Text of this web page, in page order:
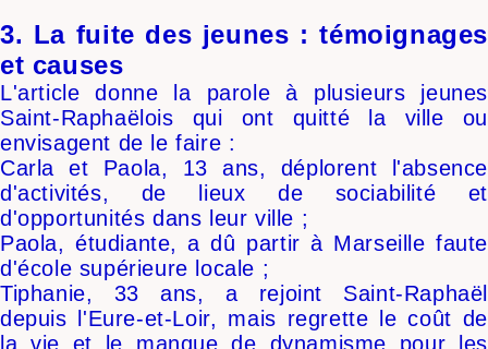
3. La fuite des jeunes : témoignages
et causes
L'article donne la parole à plusieurs jeunes
Saint-Raphaëlois qui ont quitté la ville ou
envisagent de le faire :
Carla et Paola, 13 ans, déplorent l'absence
d'activités, de lieux de sociabilité et
d'opportunités dans leur ville ;
Paola, étudiante, a dû partir à Marseille faute
d'école supérieure locale ;
Tiphanie, 33 ans, a rejoint Saint-Raphaël
depuis l'Eure-et-Loir, mais regrette le coût de
la vie et le manque de dynamisme pour les